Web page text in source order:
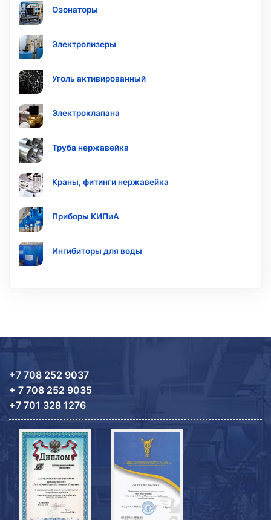
Озонаторы
Электролизеры
Уголь активированный
Электроклапана
Труба нержавейка
Краны, фитинги нержавейка
Приборы КИПиА
Ингибиторы для воды
+7 708 252 9037
+ 7 708 252 9035
+7 701 328 1276